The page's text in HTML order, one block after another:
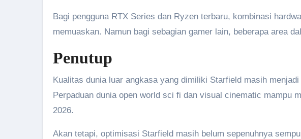
Bagi pengguna RTX Series dan Ryzen terbaru, kombinasi
memuaskan. Namun bagi sebagian gamer lain, beberapa area
Penutup
Kualitas dunia luar angkasa yang dimiliki Starfield masih
Perpaduan dunia open world sci fi dan visual cinematic mampu
2026.
Akan tetapi, optimisasi Starfield masih belum sepenuhnya